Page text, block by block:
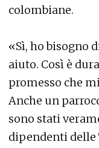
colombiane.
«Sì, ho bisogno
aiuto. Così è
promesso che
Anche un
sono stati
dipendenti delle